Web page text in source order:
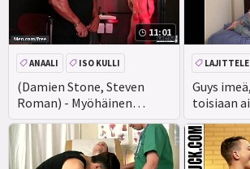
11:01
(Damien Stone, Steven
Roman) - Myöhäinen
Uloskirjautuminen -
ANAALI ISO KULLI
Guys
toisiaan
homo